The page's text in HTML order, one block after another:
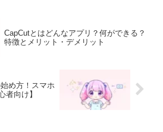
CapCutとはどんなアプリ？何ができる？
特徴とメリット・デメリット
め方！スマホ
者向け】